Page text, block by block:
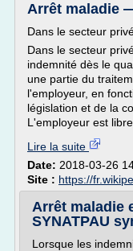
Arrêt maladie
Dans le secteur
Dans le secteur
indemnité dès le
une partie du
l'employeur, en
législation et de la
L'employeur est
Lire la suite
Date: 2018-03-26
Site : https://
Arrêt maladie
SYNATPAU
Lorsque les